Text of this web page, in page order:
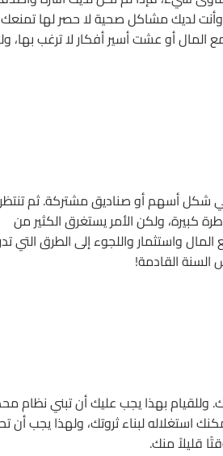
وأنت لديك مشاكل صحية لا حصر لها تمنعك
المال أو عشت أسير أفكار لا ترغب بها،
في شكل أسهم أو صناديق مشتركة. ثم
كبيرة، ولكن الأمر يستغرق الكثير من
واستثمار واللجوء إلى الطرق التي
السنة القادمة!
وللقيام بهذا يجب عليك أن تبني نظام
استغلاله لبناء ثروتك، ولهذا يجب أن
قليلاً منك.